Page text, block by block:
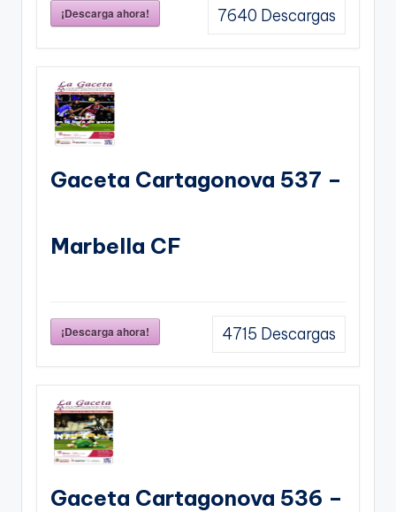
¡Descarga ahora! 7640 Descargas
Gaceta Cartagonova 537 –
Marbella CF
¡Descarga ahora! 4715 Descargas
Gaceta Cartagonova 536 –